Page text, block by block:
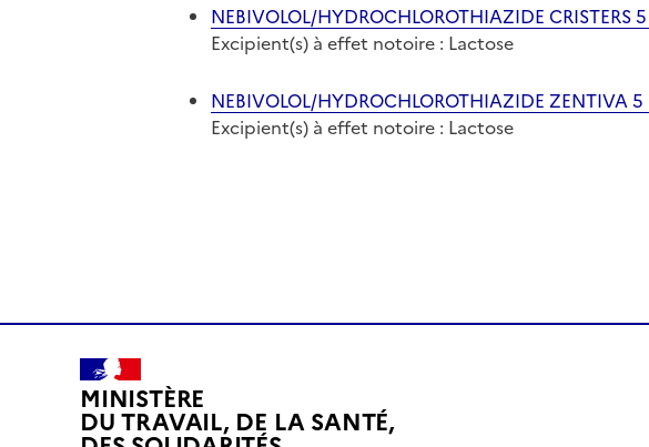
NEBIVOLOL/HYDROCHLOROTHIAZIDE
Excipient(s) à effet notoire : Lactose
NEBIVOLOL/HYDROCHLOROTHIAZIDE
Excipient(s) à effet notoire : Lactose
MINISTÈRE
DU TRAVAIL, DE LA SANTÉ,